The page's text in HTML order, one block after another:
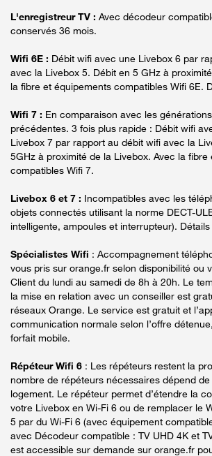
L'enregistreur TV : Avec décodeur
conservés 36 mois.
Wifi 6E : Débit wifi avec une Livebox 6 par
avec la Livebox 5. Débit en 5 GHz à
la fibre et équipements compatibles Wifi 6E.
Wifi 7 : En comparaison avec les
précédentes. 3 fois plus rapide : Débit wifi
Livebox 7 par rapport au débit wifi avec la
5GHz à proximité de la Livebox. Avec la fibre
compatibles Wifi 7.
Livebox 6 et 7 : Incompatibles avec les
objets connectés utilisant la norme DECT-
intelligente, ampoules et interrupteur).
Spécialistes Wifi : Accompagnement
vous pris sur orange.fr selon disponibilité ou
Client du lundi au samedi de 8h à 20h. Le
la mise en relation avec un conseiller est
réseaux Orange. Le service est gratuit et
communication normale selon l’offre
forfait mobile.
Répéteur Wifi 6 : Les répéteurs restent la
nombre de répéteurs nécessaires dépend
logement. Le répéteur permet d’étendre la
votre Livebox en Wi-Fi 6 ou de remplacer le
5 par du Wi-Fi 6 (avec équipement
avec Décodeur compatible : TV UHD 4K et
est accessible sur demande sur orange.fr